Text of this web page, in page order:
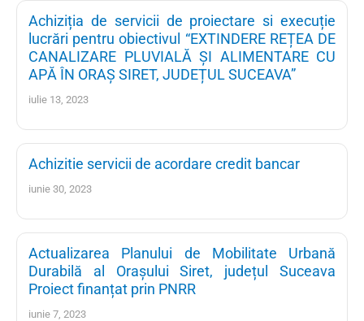
Achiziția de servicii de proiectare si execuție
lucrări pentru obiectivul “EXTINDERE REȚEA DE
CANALIZARE PLUVIALĂ ȘI ALIMENTARE CU
APĂ ÎN ORAȘ SIRET, JUDEȚUL SUCEAVA”
iulie 13, 2023
Achizitie servicii de acordare credit bancar
iunie 30, 2023
Actualizarea Planului de Mobilitate Urbană
Durabilă al Orașului Siret, județul Suceava
Proiect finanțat prin PNRR
iunie 7, 2023